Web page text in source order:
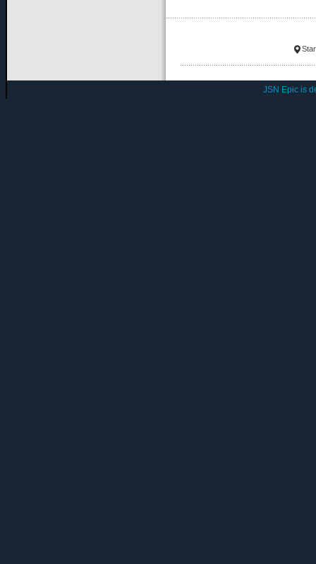
JSN Epic is